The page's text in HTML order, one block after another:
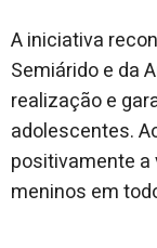
A iniciativa
Semiárido e da
realização e
adolescentes.
positivamente a
meninos em